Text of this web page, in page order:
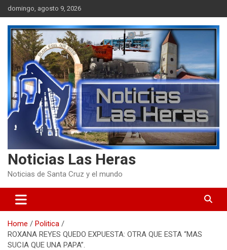
Skip
to
content
domingo, agosto 9, 2026
Noticias Las Heras
Noticias de Santa Cruz y el mundo
Home
Politica
ROXANA REYES QUEDO EXPUESTA: OTRA QUE ESTA “MAS
SUCIA QUE UNA PAPA”.